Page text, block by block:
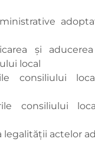
şi
local
consiliului
consiliului
legalității actelor